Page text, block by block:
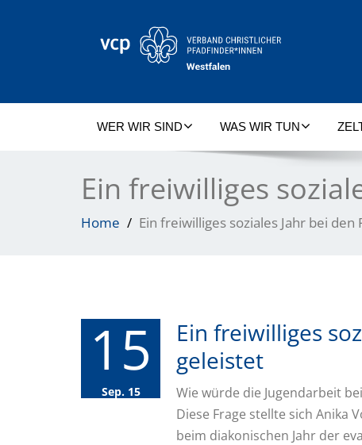
WER WIR SIND WAS WIR TUN
Ein freiwilliges
Home Ein freiwilliges soziales Jahr bei
15
Sep. 15
Ein freiwilliges
geleistet
Wie würde die Jugendarbeit
Diese Frage stellte sich Anika
beim diakonischen Jahr der